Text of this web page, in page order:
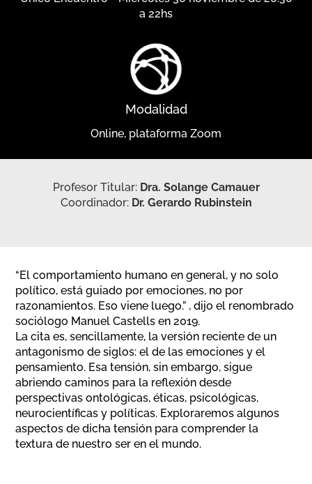
a 22hs
Modalidad
Online, plataforma Zoom
Profesor Titular: Dra. Solange Camauer
Coordinador: Dr. Gerardo Rubinstein
“El comportamiento humano en general, y no solo
político, está guiado por emociones, no por
razonamientos. Eso viene luego.” , dijo el renombrado
sociólogo Manuel Castells en 2019.
La cita es, sencillamente, la versión reciente de un
antagonismo de siglos: el de las emociones y el
pensamiento. Esa tensión, sin embargo, sigue
abriendo caminos para la reflexión desde
perspectivas ontológicas, éticas, psicológicas,
neurocientíficas y políticas. Exploraremos algunos
aspectos de dicha tensión para comprender la
textura de nuestro ser en el mundo.